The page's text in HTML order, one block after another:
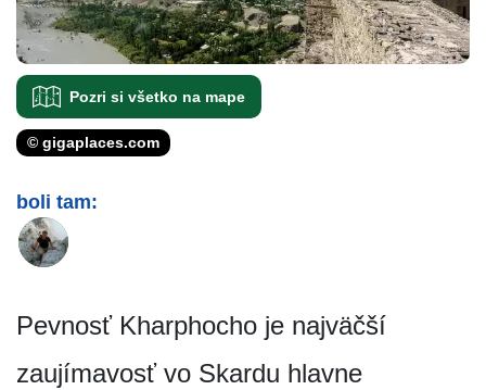
Pozri si všetko na mape
© gigaplaces.com
boli tam:
Pevnosť Kharphocho je najväčší
zaujímavosť vo Skardu hlavne